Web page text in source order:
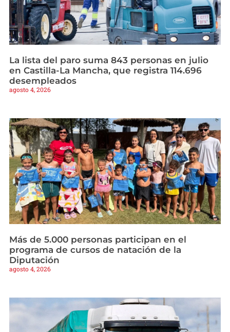
La lista del paro suma 843 personas en julio
en Castilla-La Mancha, que registra 114.696
desempleados
agosto 4, 2026
Más de 5.000 personas participan en el
programa de cursos de natación de la
Diputación
agosto 4, 2026